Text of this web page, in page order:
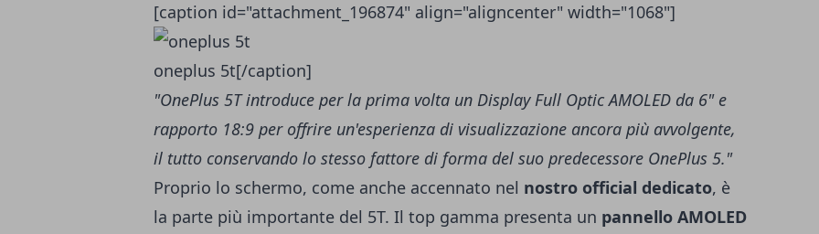
[caption id="attachment_196874" align="aligncenter" width="1068"]
oneplus 5t[/caption]
"OnePlus 5T introduce per la prima volta un Display Full Optic AMOLED da 6" e
rapporto 18:9 per offrire un'esperienza di visualizzazione ancora più avvolgente,
il tutto conservando lo stesso fattore di forma del suo predecessore OnePlus 5."
Proprio lo schermo, come anche accennato nel nostro official dedicato, è
la parte più importante del 5T. Il top gamma presenta un pannello AMOLED